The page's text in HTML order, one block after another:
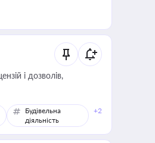
і дозволів,
Будівельна
діяльність
+2